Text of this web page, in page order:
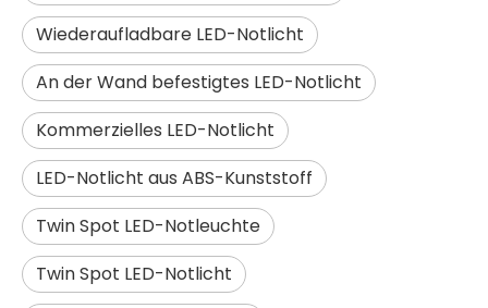
Wiederaufladbare LED-Notlicht
An der Wand befestigtes LED-Notlicht
Kommerzielles LED-Notlicht
LED-Notlicht aus ABS-Kunststoff
Twin Spot LED-Notleuchte
Twin Spot LED-Notlicht
Hohe Helligkeit 200w führte Straßenlaternen 3030led Außenbeleuchtung